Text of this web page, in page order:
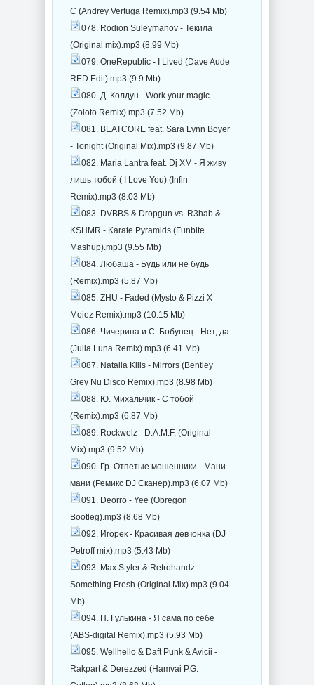
C (Andrey Vertuga Remix).mp3 (9.54 Mb)
078. Rodion Suleymanov - Текила
(Original mix).mp3 (8.99 Mb)
079. OneRepublic - I Lived (Dave Aude
RED Edit).mp3 (9.9 Mb)
080. Д. Колдун - Work your magic
(Zoloto Remix).mp3 (7.52 Mb)
081. BEATCORE feat. Sara Lynn Boyer
- Tonight (Original Mix).mp3 (9.87 Mb)
082. Maria Lantra feat. Dj XM - Я живу
лишь тобой ( I Love You) (Infin
Remix).mp3 (8.03 Mb)
083. DVBBS & Dropgun vs. R3hab &
KSHMR - Karate Pyramids (Funbite
Mashup).mp3 (9.55 Mb)
084. Любаша - Будь или не будь
(Remix).mp3 (5.87 Mb)
085. ZHU - Faded (Mysto & Pizzi X
Moiez Remix).mp3 (10.15 Mb)
086. Чичерина и С. Бобунец - Нет, да
(Julia Luna Remix).mp3 (6.41 Mb)
087. Natalia Kills - Mirrors (Bentley
Grey Nu Disco Remix).mp3 (8.98 Mb)
088. Ю. Михальчик - С тобой
(Remix).mp3 (6.87 Mb)
089. Rockwelz - D.A.M.F. (Original
Mix).mp3 (9.52 Mb)
090. Гр. Отпетые мошенники - Мани-
мани (Ремикс DJ Сканер).mp3 (6.07 Mb)
091. Deorro - Yee (Obregon
Bootleg).mp3 (8.68 Mb)
092. Игорек - Красивая девчонка (DJ
Petroff mix).mp3 (5.43 Mb)
093. Max Styler & Retrohandz -
Something Fresh (Original Mix).mp3 (9.04
Mb)
094. Н. Гулькина - Я сама по себе
(ABS-digital Remix).mp3 (5.93 Mb)
095. Wellhello & Daft Punk & Avicii -
Rakpart & Derezzed (Hamvai P.G.